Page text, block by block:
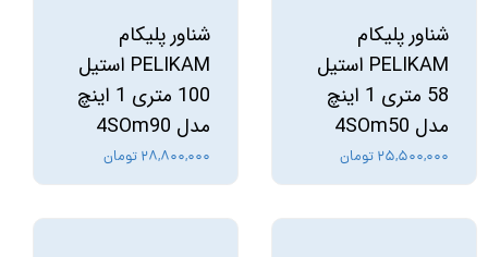
شناور پلیکام
PELIKAM استیل
58 متری 1 اینچ
مدل 4SOm50
۲۵,۵۰۰,۰۰۰ تومان
شناور پلیکام
PELIKAM استیل
100 متری 1 اینچ
مدل 4SOm90
۲۸,۸۰۰,۰۰۰ تومان